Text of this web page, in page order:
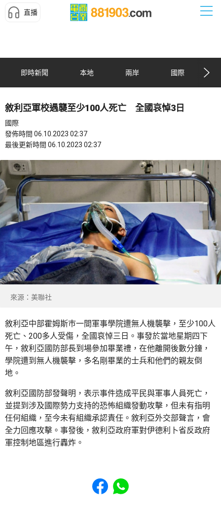
直播
即時新聞 本地 兩岸 國際
敘利亞軍校遇襲至少100人死亡 全國哀悼3日
國際
發佈時間 06.10.2023 02:37
最後更新時間 06.10.2023 02:37
來源：美聯社
敘利亞中部霍姆斯巿一間軍事學院遭無人機襲擊，至少100人
死亡、200多人受傷，全國哀悼三日。事發於當地星期四下
午，敘利亞國防部長到場參加畢業禮，在他離開後數分鐘，
學院遭到無人機襲擊，多名剛畢業的士兵和他們的親友倒
地。
敘利亞國防部發聲明，表示事件造成平民與軍事人員死亡，
並提到涉及國際勢力支持的恐怖組織發動攻擊，但未有指明
任何組織，至今未有組織承認責任。敘利亞外交部聲言，會
全力回應攻擊。事發後，敘利亞政府軍對伊德利卜省反政府
軍控制地區進行轟炸。
Share to Facebook
Share to WhatsApp